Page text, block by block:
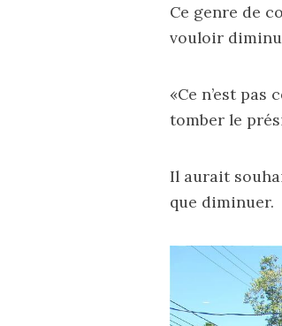
Ce genre de
vouloir
«Ce n’est pas
tomber le
Il aurait
que diminuer.